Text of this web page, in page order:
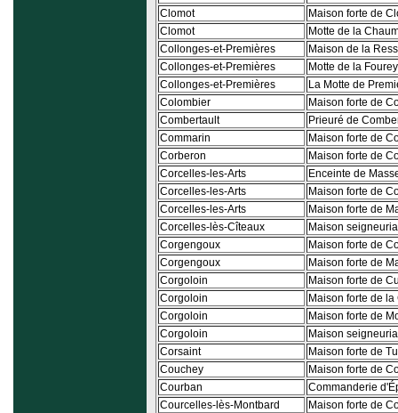
Clomot
Maison forte de
Clomot
Motte de la
Collonges-et-Premières
Maison de la
Collonges-et-Premières
Motte de la
Collonges-et-Premières
La Motte de
Colombier
Maison forte de
Combertault
Prieuré de
Commarin
Maison forte de
Corberon
Maison forte de
Corcelles-les-Arts
Enceinte de
Corcelles-les-Arts
Maison forte de
Corcelles-les-Arts
Maison forte de
Corcelles-lès-Cîteaux
Maison
Corgengoux
Maison forte de
Corgengoux
Maison forte de
Corgoloin
Maison forte de
Corgoloin
Maison forte de
Corgoloin
Maison forte de
Corgoloin
Maison
Corsaint
Maison forte de
Couchey
Maison forte de
Courban
Commanderie
Courcelles-lès-Montbard
Maison forte de